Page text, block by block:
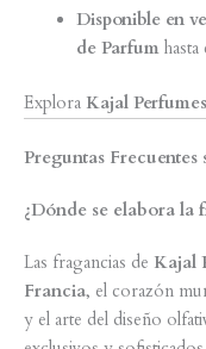
Disponible en
de Parfumhasta
Explora Kajal Perfumes
Preguntas Frecuentes
¿Dónde se elabora la
Las fragancias de Kajal
Francia, el corazón
y el arte del diseño